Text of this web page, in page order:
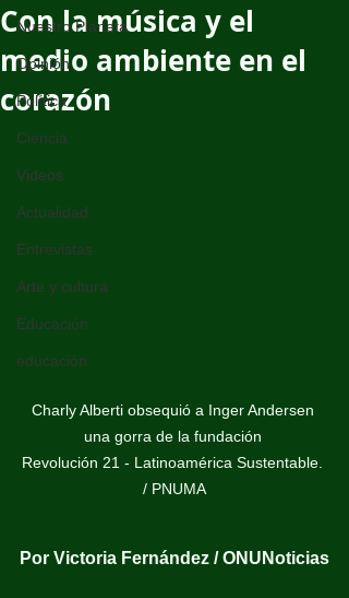
Nuestro Planeta
Opinión
Política
Ciencia
Videos
Actualidad
Entrevistas
Arte y cultura
Educación
educación
Con la música y el
medio ambiente en el
corazón
Charly Alberti obsequió a Inger Andersen
una gorra de la fundación
Revolución 21 - Latinoamérica Sustentable.
/ PNUMA
Por Victoria Fernández / ONUNoticias